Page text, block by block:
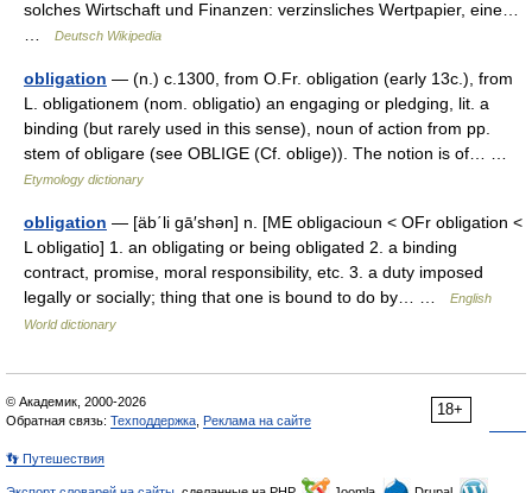
solches Wirtschaft und Finanzen: verzinsliches Wertpapier, eine…
Deutsch Wikipedia
obligation — (n.) c.1300, from O.Fr. obligation (early 13c.), from
L. obligationem (nom. obligatio) an engaging or pledging, lit. a
binding (but rarely used in this sense), noun of action from pp.
stem of obligare (see OBLIGE (Cf. oblige)). The notion is of… …
Etymology dictionary
obligation — [äb΄li gā′shən] n. [ME obligacioun < OFr obligation <
L obligatio] 1. an obligating or being obligated 2. a binding
contract, promise, moral responsibility, etc. 3. a duty imposed
legally or socially; thing that one is bound to do by… …
English
World dictionary
18+
© Академик, 2000-2026
Обратная связь: Техподдержка Реклама на сайте
👣 Путешествия